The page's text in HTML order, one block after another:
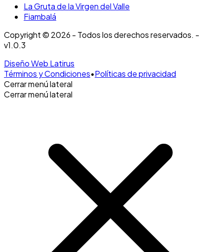
La Gruta de la Virgen del Valle
Fiambalá
Copyright © 2026 - Todos los derechos reservados. -
v1.0.3
Diseño Web Latirus
Términos y Condiciones•Políticas de privacidad
Cerrar menú lateral
Cerrar menú lateral